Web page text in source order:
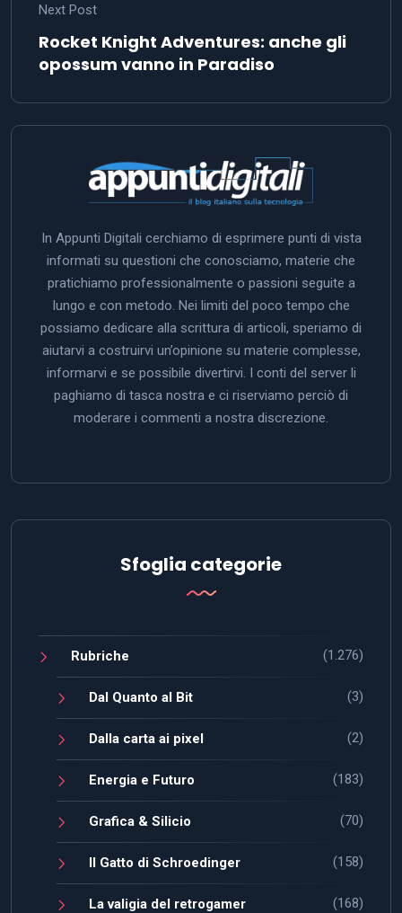
Next Post
Rocket Knight Adventures: anche gli
opossum vanno in Paradiso
In Appunti Digitali cerchiamo di esprimere punti di vista
informati su questioni che conosciamo, materie che
pratichiamo professionalmente o passioni seguite a
lungo e con metodo. Nei limiti del poco tempo che
possiamo dedicare alla scrittura di articoli, speriamo di
aiutarvi a costruirvi un’opinione su materie complesse,
informarvi e se possibile divertirvi. I conti del server li
paghiamo di tasca nostra e ci riserviamo perciò di
moderare i commenti a nostra discrezione.
Sfoglia categorie
Rubriche (1.276)
Dal Quanto al Bit (3)
Dalla carta ai pixel (2)
Energia e Futuro (183)
Grafica & Silicio (70)
Il Gatto di Schroedinger (158)
La valigia del retrogamer (168)